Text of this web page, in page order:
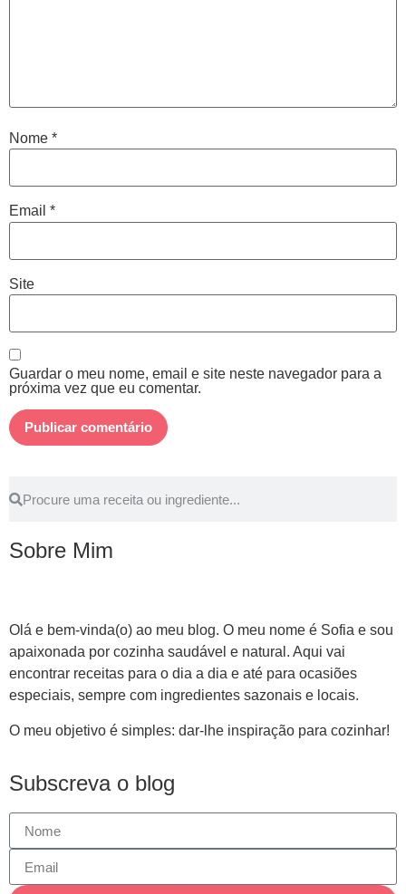
Nome *
Email *
Site
Guardar o meu nome, email e site neste navegador para a
próxima vez que eu comentar.
Sobre Mim
Olá e bem-vinda(o) ao meu blog. O meu nome é Sofia e sou
apaixonada por cozinha saudável e natural. Aqui vai
encontrar receitas para o dia a dia e até para ocasiões
especiais, sempre com ingredientes sazonais e locais.
O meu objetivo é simples: dar-lhe inspiração para cozinhar!
Subscreva o blog